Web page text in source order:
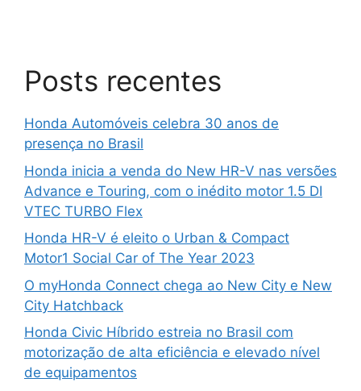
Posts recentes
Honda Automóveis celebra 30 anos de
presença no Brasil
Honda inicia a venda do New HR-V nas versões
Advance e Touring, com o inédito motor 1.5 DI
VTEC TURBO Flex
Honda HR-V é eleito o Urban & Compact
Motor1 Social Car of The Year 2023
O myHonda Connect chega ao New City e New
City Hatchback
Honda Civic Híbrido estreia no Brasil com
motorização de alta eficiência e elevado nível
de equipamentos